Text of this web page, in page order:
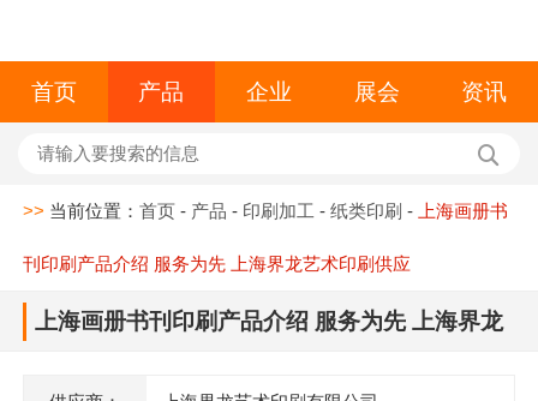
首页 产品 企业 展会 资讯
>> 当前位置：首页 - 产品 - 印刷加工 -纸类印刷 - 上海画册书
刊印刷产品介绍 服务为先 上海界龙艺术印刷供应
上海画册书刊印刷产品介绍 服务为先 上海界龙